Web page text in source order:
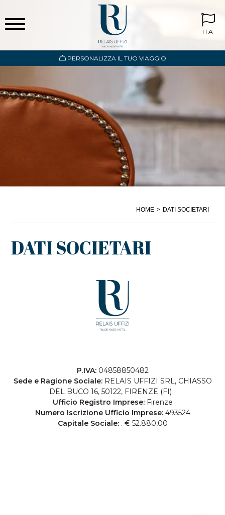
ITA
PERSONALIZZA IL TUO VIAGGIO
HOME DATI SOCIETARI
DATI SOCIETARI
P.IVA:04858850482
Sede e Ragione Sociale: RELAIS UFFIZI SRL, CHIASSO
DEL BUCO 16, 50122, FIRENZE (FI)
Ufficio Registro Imprese:Firenze
Numero Iscrizione Ufficio Imprese:493524
Capitale Sociale:. € 52.880,00